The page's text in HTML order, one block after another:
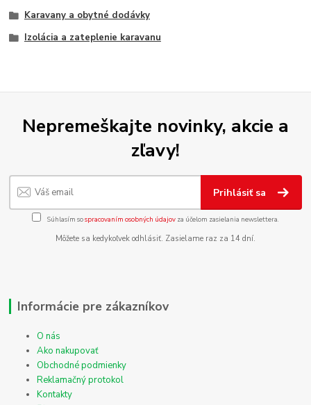
Karavany a obytné dodávky
Izolácia a zateplenie karavanu
Nepremeškajte novinky, akcie a
zľavy!
Prihlásiť sa
Súhlasím sospracovaním osobných údajov za účelom zasielania newslettera.
Môžete sa kedykoľvek odhlásiť. Zasielame raz za 14 dní.
Informácie pre zákazníkov
O nás
Ako nakupovať
Obchodné podmienky
Reklamačný protokol
Kontakty